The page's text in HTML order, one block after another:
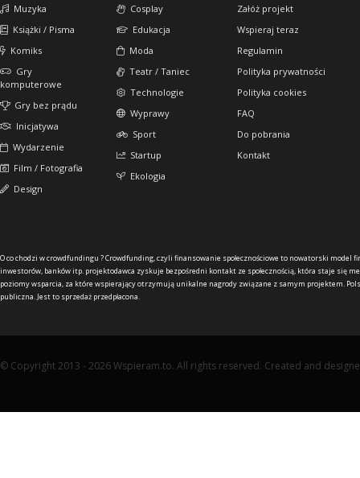
Muzyka
Książki / Pisma
Komiks
Gry
komputerowe
Gry bez prądu
Inicjatywa
Wydarzenie
Film / Fotografia
Design
Cosplay
Edukacja
Moda
Teatr / Taniec
Technologie
Wyprawy
Sport
Startup
Ekologia
Załóż projekt
Wspieraj teraz
Regulamin
Polityka prywatności
Polityka cookies
FAQ
Do pobrania
Kontakt
O co chodzi w crowdfundingu ?Crowdfunding, czyli finansowanie społecznościowe to nowatorski model
inwestorów, banków itp. projektodawca zyskuje bezpośredni kontakt ze społecznością, która staje się
poziomy wsparcia, za które wspierający otrzymują unikalne nagrody związane z samym projektem.
publiczna. Jest to sprzedaż przedpłacona.
© Copyright 2013 - 2026 Wspieram.to. All rights reserved. Created and